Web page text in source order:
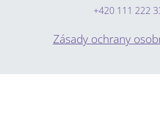
m
+420 111 222
Zásady ochrany